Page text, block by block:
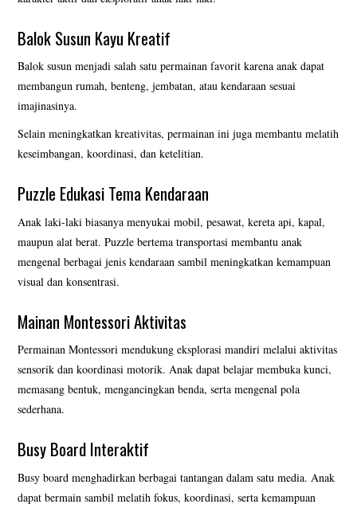
Balok Susun Kayu Kreatif
Balok susun menjadi salah satu permainan favorit karena anak dapat
membangun rumah, benteng, jembatan, atau kendaraan sesuai
imajinasinya.
Selain meningkatkan kreativitas, permainan ini juga membantu melatih
keseimbangan, koordinasi, dan ketelitian.
Puzzle Edukasi Tema Kendaraan
Anak laki-laki biasanya menyukai mobil, pesawat, kereta api, kapal,
maupun alat berat. Puzzle bertema transportasi membantu anak
mengenal berbagai jenis kendaraan sambil meningkatkan kemampuan
visual dan konsentrasi.
Mainan Montessori Aktivitas
Permainan Montessori mendukung eksplorasi mandiri melalui aktivitas
sensorik dan koordinasi motorik. Anak dapat belajar membuka kunci,
memasang bentuk, mengancingkan benda, serta mengenal pola
sederhana.
Busy Board Interaktif
Busy board menghadirkan berbagai tantangan dalam satu media. Anak
dapat bermain sambil melatih fokus, koordinasi, serta kemampuan